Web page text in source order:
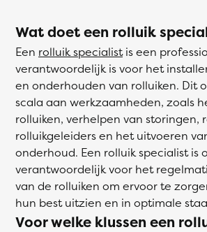
Wat doet een rolluik
Een rolluik specialistis een
verantwoordelijk is voor het
en onderhouden van rolluiken. Dit
scala aan werkzaamheden, zoals
rolluiken, verhelpen van storingen,
rolluikgeleiders en het uitvoeren
onderhoud. Een rolluik specialist is
verantwoordelijk voor het
van de rolluiken om ervoor te
hun best uitzien en in optimale
Voor welke klussen een